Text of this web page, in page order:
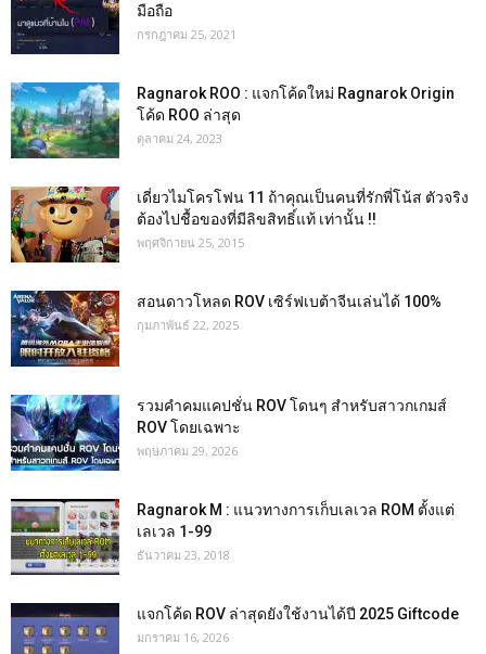
มือถือ
กรกฎาคม 25, 2021
Ragnarok ROO : แจกโค้ดใหม่ Ragnarok Origin
โค้ด ROO ล่าสุด
ตุลาคม 24, 2023
เดี่ยวไมโครโฟน 11 ถ้าคุณเป็นคนที่รักพี่โน้ส ตัวจริง
ต้องไปชื้อของที่มีลิขสิทธิ์แท้ เท่านั้น !!
พฤศจิกายน 25, 2015
สอนดาวโหลด ROV เซิร์ฟเบต้าจีนเล่นได้ 100%
กุมภาพันธ์ 22, 2025
รวมคำคมแคปชั่น ROV โดนๆ สำหรับสาวกเกมส์
ROV โดยเฉพาะ
พฤษภาคม 29, 2026
Ragnarok M : แนวทางการเก็บเลเวล ROM ตั้งแต่
เลเวล 1-99
ธันวาคม 23, 2018
แจกโค้ด ROV ล่าสุดยังใช้งานได้ปี 2025 Giftcode
มกราคม 16, 2026